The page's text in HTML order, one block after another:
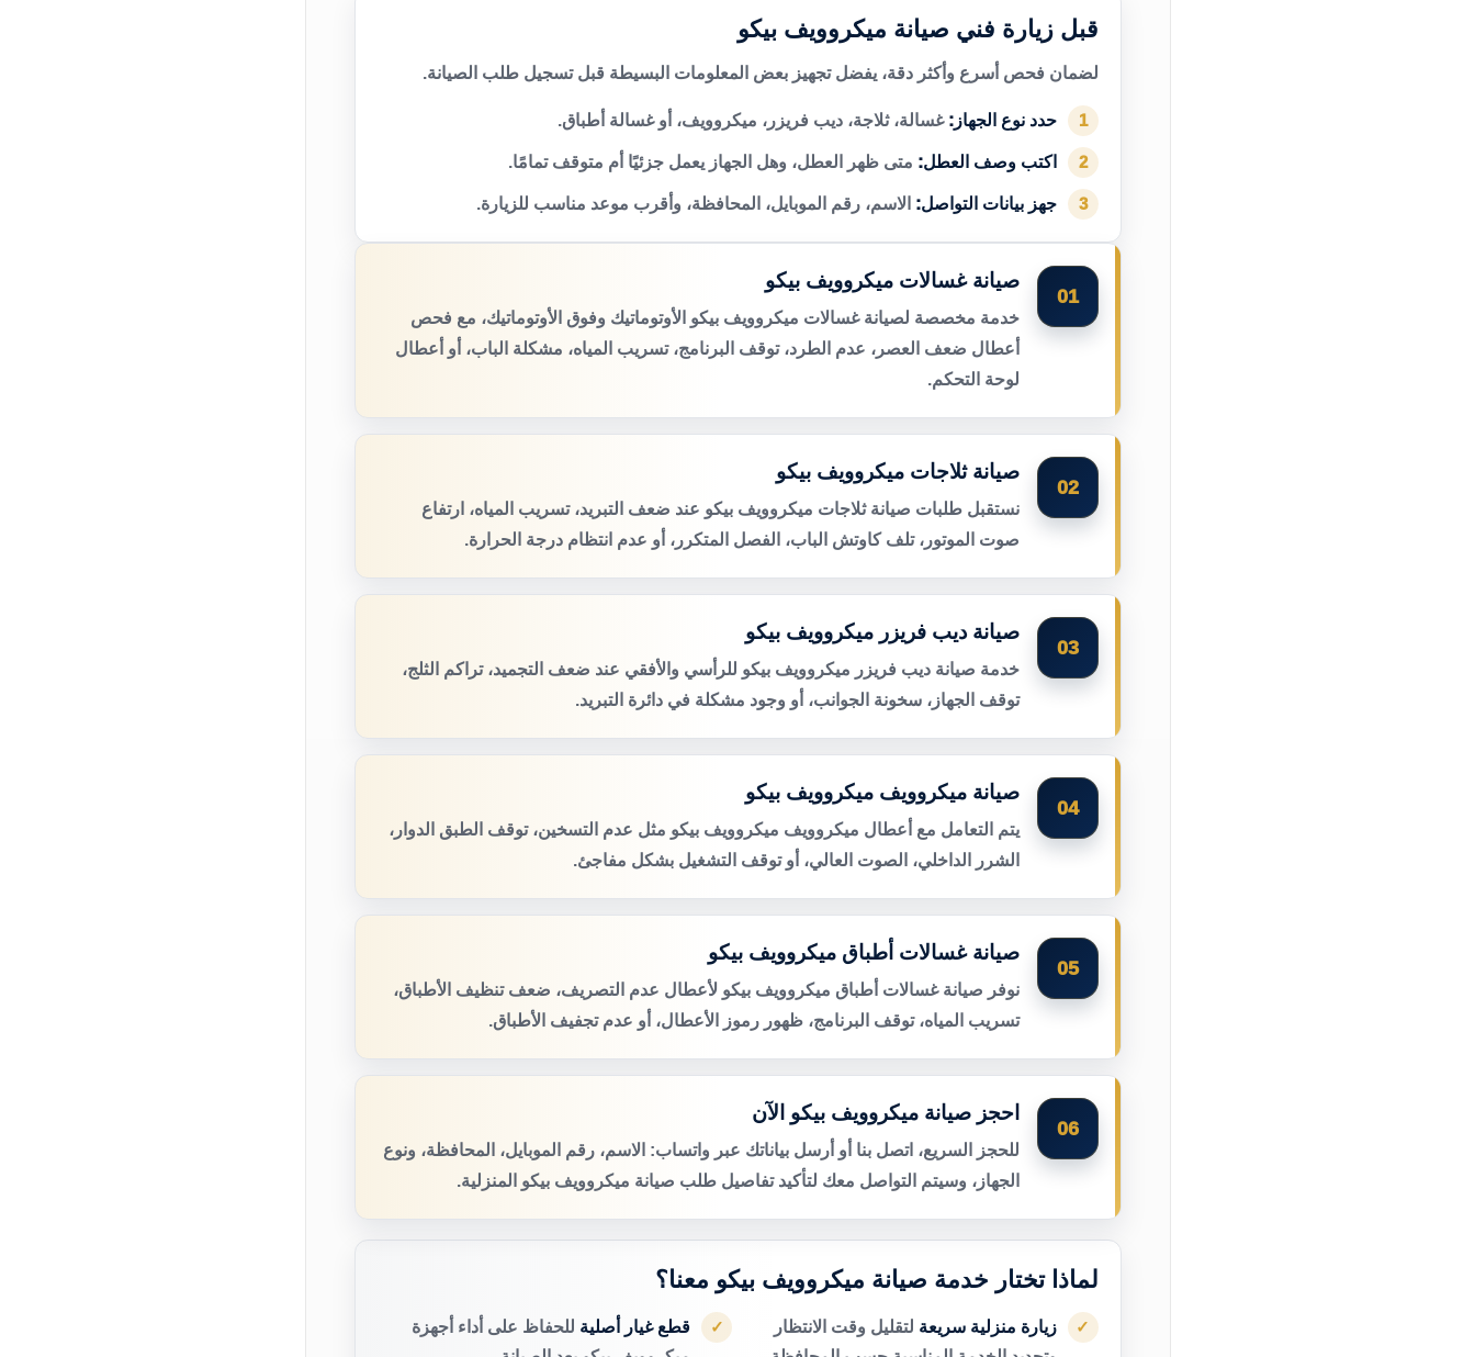
قبل زيارة فني صيانة ميكروويف بيكو
لضمان فحص أسرع وأكثر دقة، يفضل تجهيز بعض المعلومات البسيطة قبل تسجيل طلب الصيانة.
1 حدد نوع الجهاز: غسالة، ثلاجة، ديب فريزر، ميكروويف، أو غسالة أطباق.
2 اكتب وصف العطل: متى ظهر العطل، وهل الجهاز يعمل جزئيًا أم متوقف تمامًا.
3 جهز بيانات التواصل: الاسم، رقم الموبايل، المحافظة، وأقرب موعد مناسب للزيارة.
01
صيانة غسالات ميكروويف بيكو
خدمة مخصصة لصيانة غسالات ميكروويف بيكو الأوتوماتيك وفوق الأوتوماتيك، مع فحص
أعطال ضعف العصر، عدم الطرد، توقف البرنامج، تسريب المياه، مشكلة الباب، أو أعطال
لوحة التحكم.
02
صيانة ثلاجات ميكروويف بيكو
نستقبل طلبات صيانة ثلاجات ميكروويف بيكو عند ضعف التبريد، تسريب المياه، ارتفاع
صوت الموتور، تلف كاوتش الباب، الفصل المتكرر، أو عدم انتظام درجة الحرارة.
03
صيانة ديب فريزر ميكروويف بيكو
خدمة صيانة ديب فريزر ميكروويف بيكو للرأسي والأفقي عند ضعف التجميد، تراكم الثلج،
توقف الجهاز، سخونة الجوانب، أو وجود مشكلة في دائرة التبريد.
04
صيانة ميكروويف ميكروويف بيكو
يتم التعامل مع أعطال ميكروويف ميكروويف بيكو مثل عدم التسخين، توقف الطبق الدوار،
الشرر الداخلي، الصوت العالي، أو توقف التشغيل بشكل مفاجئ.
05
صيانة غسالات أطباق ميكروويف بيكو
نوفر صيانة غسالات أطباق ميكروويف بيكو لأعطال عدم التصريف، ضعف تنظيف الأطباق،
تسريب المياه، توقف البرنامج، ظهور رموز الأعطال، أو عدم تجفيف الأطباق.
06
احجز صيانة ميكروويف بيكو الآن
للحجز السريع، اتصل بنا أو أرسل بياناتك عبر واتساب: الاسم، رقم الموبايل، المحافظة، ونوع
الجهاز، وسيتم التواصل معك لتأكيد تفاصيل طلب صيانة ميكروويف بيكو المنزلية.
لماذا تختار خدمة صيانة ميكروويف بيكو معنا؟
✓ زيارة منزلية سريعة لتقليل وقت الانتظار
✓ قطع غيار أصلية للحفاظ على أداء أجهزة